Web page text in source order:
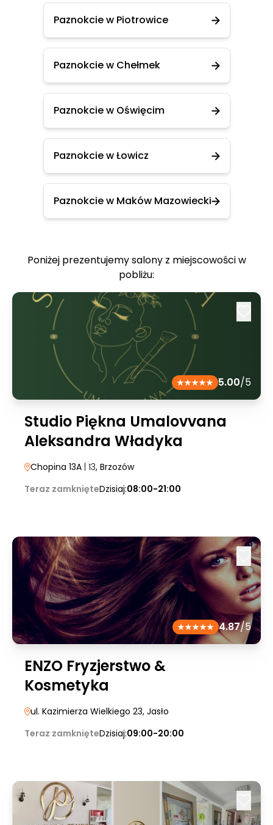
Paznokcie w Piotrowice
Paznokcie w Chełmek
Paznokcie w Oświęcim
Paznokcie w Łowicz
Paznokcie w Maków Mazowiecki
Poniżej prezentujemy salony z miejscowości w
pobliżu:
5.00/5
Studio Piękna Umalovvana
Aleksandra Władyka
Chopina 13A | 13, Brzozów
Teraz zamknięteDzisiaj:08:00-21:00
4.87/5
ENZO Fryzjerstwo &
Kosmetyka
ul. Kazimierza Wielkiego 23, Jasło
Teraz zamknięteDzisiaj:09:00-20:00